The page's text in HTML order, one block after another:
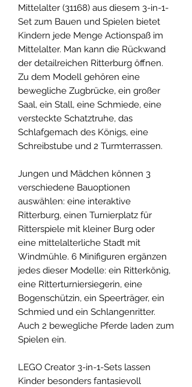
Mittelalter (31168) aus diesem 3-in-1-
Set zum Bauen und Spielen bietet
Kindern jede Menge Actionspaß im
Mittelalter. Man kann die Rückwand
der detailreichen Ritterburg öffnen.
Zu dem Modell gehören eine
bewegliche Zugbrücke, ein großer
Saal, ein Stall, eine Schmiede, eine
versteckte Schatztruhe, das
Schlafgemach des Königs, eine
Schreibstube und 2 Turmterrassen.
Jungen und Mädchen können 3
verschiedene Bauoptionen
auswählen: eine interaktive
Ritterburg, einen Turnierplatz für
Ritterspiele mit kleiner Burg oder
eine mittelalterliche Stadt mit
Windmühle. 6 Minifiguren ergänzen
jedes dieser Modelle: ein Ritterkönig,
eine Ritterturniersiegerin, eine
Bogenschützin, ein Speerträger, ein
Schmied und ein Schlangenritter.
Auch 2 bewegliche Pferde laden zum
Spielen ein.
LEGO Creator 3-in-1-Sets lassen
Kinder besonders fantasievoll